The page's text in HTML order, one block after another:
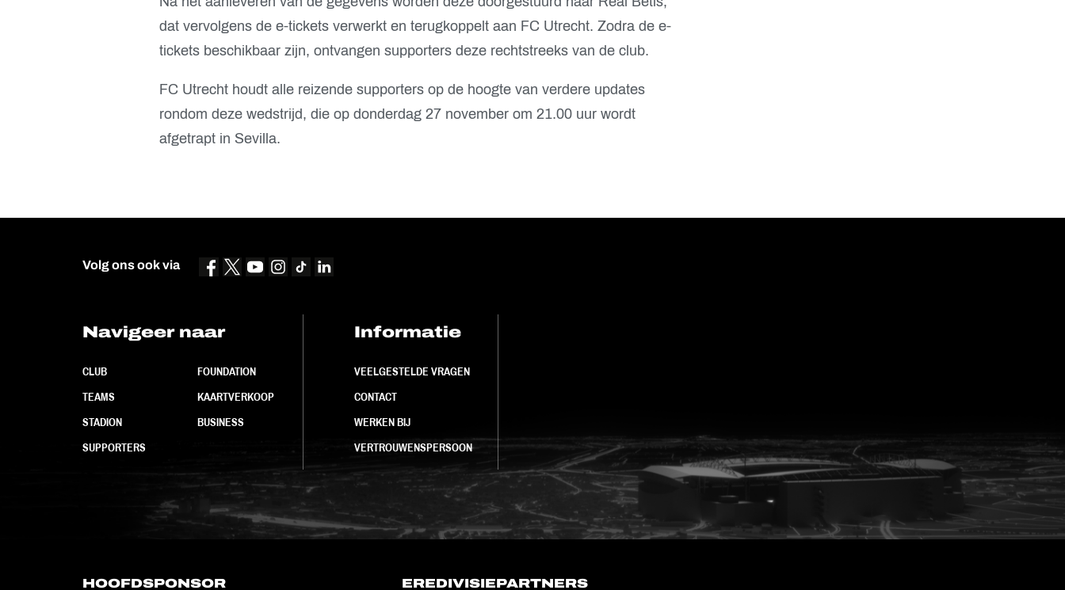
dat vervolgens de e-tickets verwerkt en terugkoppelt aan FC Utrecht. Zodra de e-
tickets beschikbaar zijn, ontvangen supporters deze rechtstreeks van de club.
FC Utrecht houdt alle reizende supporters op de hoogte van verdere updates
rondom deze wedstrijd, die op donderdag 27 november om 21.00 uur wordt
afgetrapt in Sevilla.
Volg ons ook via
Navigeer naar
CLUB
TEAMS
STADION
SUPPORTERS
FOUNDATION
KAARTVERKOOP
BUSINESS
Informatie
VEELGESTELDE VRAGEN
CONTACT
WERKEN BIJ
VERTROUWENSPERSOON
HOOFDSPONSOR EREDIVISIEPARTNERS